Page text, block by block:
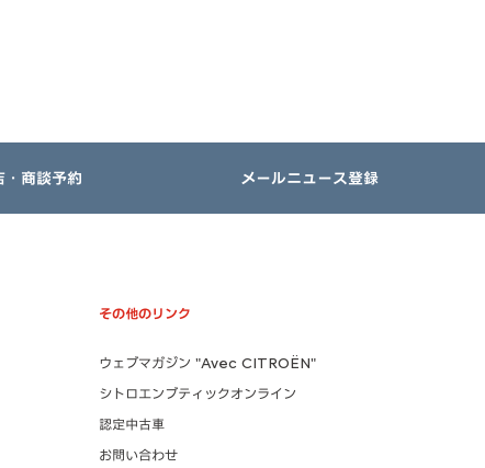
・商談予約 メールニュース登録
その他のリンク
ウェブマガジン "Avec CITROËN"
シトロエンブティックオンライン
認定中古車
お問い合わせ